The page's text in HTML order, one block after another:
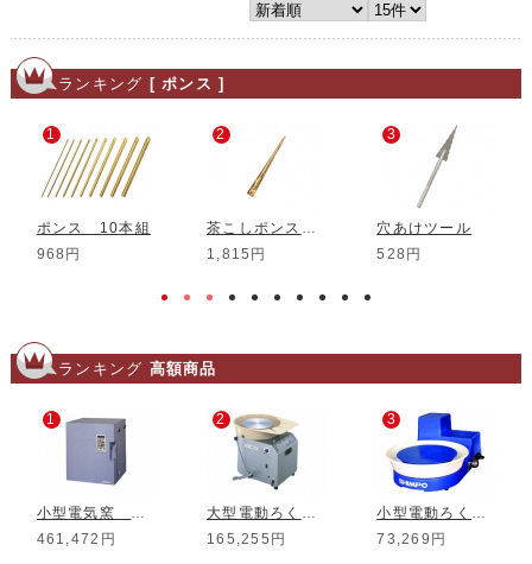
ランキング [ ポンス ]
1
ポンス 10本組
968円
2
茶こしポンス φ2mm
1,815円
3
穴あけツール
528円
ランキング 高額商品
1
小型電気窯 DMT-01
461,472円
2
大型電動ろくろ RK-3D
165,255円
3
小型電動ろくろ RK-5T
73,269円